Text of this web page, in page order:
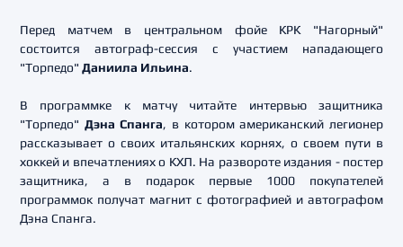
Перед матчем в центральном фойе КРК "Нагорный"
состоится автограф-сессия с участием нападающего
"Торпедо" Даниила Ильина.
В программке к матчу читайте интервью защитника
"Торпедо" Дэна Спанга, в котором американский легионер
рассказывает о своих итальянских корнях, о своем пути в
хоккей и впечатлениях о КХЛ. На развороте издания - постер
защитника, а в подарок первые 1000 покупателей
программок получат магнит с фотографией и автографом
Дэна Спанга.